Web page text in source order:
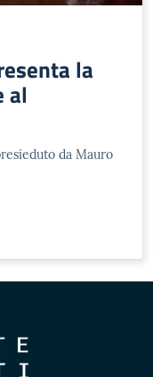
la
al
da Mauro